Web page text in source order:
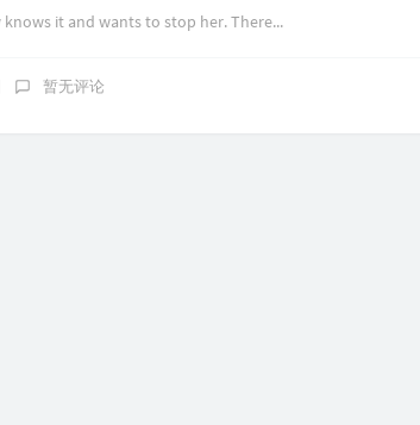
it and wants to stop her. There...
暂无评论